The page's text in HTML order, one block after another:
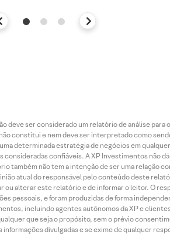
deve ser considerado um relatório de análise
constitui e nem deve ser interpretado como
determinada estratégia de negócios em
confiáveis. A XP Investimentos não
também não tem a intenção de ser uma relação
atual do responsável pelo conteúdo deste
alterar este relatório e de informar o leitor. O
pessoais, e foram produzidas de forma
incluindo agentes autônomos da XP e
que seja o propósito, sem o prévio
divulgadas e se exime de qualquer